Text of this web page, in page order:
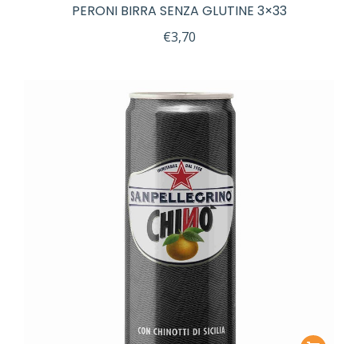
PERONI BIRRA SENZA GLUTINE 3×33
€3,70